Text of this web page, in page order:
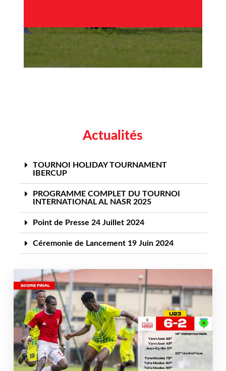
Actualités
TOURNOI HOLIDAY TOURNAMENT
IBERCUP
PROGRAMME COMPLET DU TOURNOI
INTERNATIONAL AL NASR 2025
Point de Presse 24 Juillet 2024
Céremonie de Lancement 19 Juin 2024